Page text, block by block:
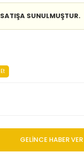
SUNULMUŞTUR.
GELİNCE HABER VER